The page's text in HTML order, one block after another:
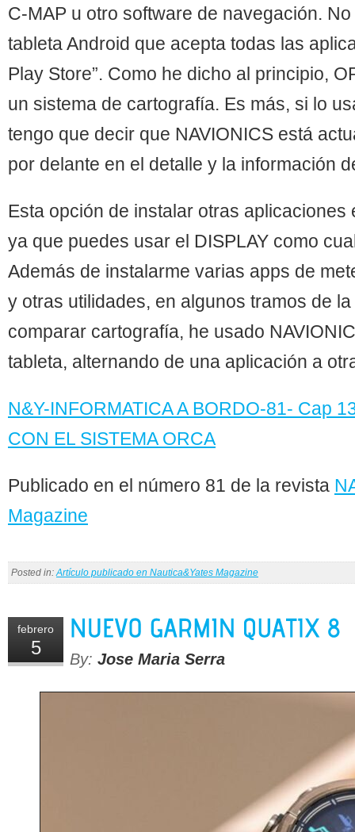
C-MAP u otro software de navegación.
tableta Android que acepta todas las
Play Store”. Como he dicho al principio,
un sistema de cartografía. Es más, si lo
tengo que decir que NAVIONICS está
por delante en el detalle y la información
Esta opción de instalar otras aplicaciones
ya que puedes usar el DISPLAY como
Además de instalarme varias apps de
y otras utilidades, en algunos tramos de
comparar cartografía, he usado
tableta, alternando de una aplicación a
N&Y-INFORMATICA A BORDO-81- Cap
CON EL SISTEMA ORCA
Publicado en el número 81 de la revista
Magazine
Posted in:Artículo publicado en Nautica&Yates Magazine
febrero
5
By: Jose Maria Serra